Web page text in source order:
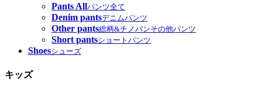
Pants Allパンツ全て
Denim pantsデニムパンツ
Other pants総柄&チノパンその他パンツ
Short pantsショートパンツ
Shoesシューズ
キッズ